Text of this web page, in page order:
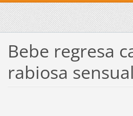
Bebe regresa
rabiosa